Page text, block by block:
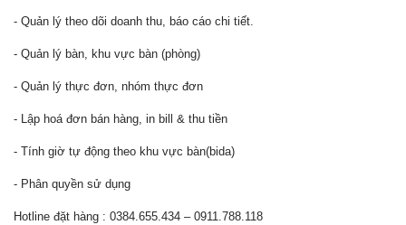
- Quản lý theo dõi doanh thu, báo cáo chi tiết.
- Quản lý bàn, khu vực bàn (phòng)
- Quản lý thực đơn, nhóm thực đơn
- Lập hoá đơn bán hàng, in bill & thu tiền
- Tính giờ tự động theo khu vực bàn(bida)
- Phân quyền sử dụng
Hotline đặt hàng : 0384.655.434 – 0911.788.118